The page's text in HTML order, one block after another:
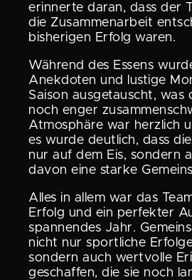
erinnerte daran, dass der
die Zusam­men­ar­beit
bishe­rigen Erfolg waren.
Während des Essens
Anekdoten und lustige
Saison ausge­tauscht, was
noch enger
Atmosphäre war herzlich
es wurde deutlich, dass
nur auf dem Eis, sondern
davon eine starke
Alles in allem war das
Erfolg und ein perfekter
spannendes Jahr.
nicht nur sport­liche
sondern auch wertvolle
geschaffen, die sie noch